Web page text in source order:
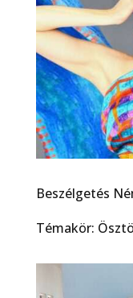
Beszélgetés
Témakör: